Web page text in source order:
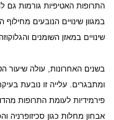
התרופות האטיפיות גורמות
במגוון שינויים הנובעים
שינויים במאזן השומנים
בשנים האחרונות, עולה שיעור
ומתבגרים. עלייה זו נובעת
פירמידיות לעומת התרופות
אבחון מחלות כגון סכיזופרניה